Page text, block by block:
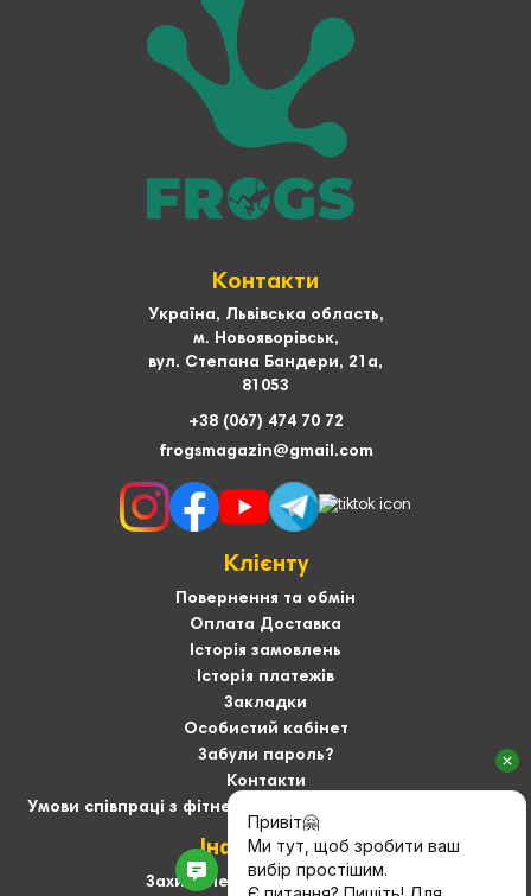
Контакти
Україна, Львівська область,
м. Новояворівськ,
вул. Степана Бандери, 21а,
81053
+38 (067) 474 70 72
frogsmagazin@gmail.com
Клієнту
Повернення та обмін
Оплата Доставка
Історія замовлень
Історія платежів
Закладки
Особистий кабінет
Забули пароль?
Контакти
Умови співпраці з фітнес-тренерами та User-generated
Інформація
Захист персональних даних